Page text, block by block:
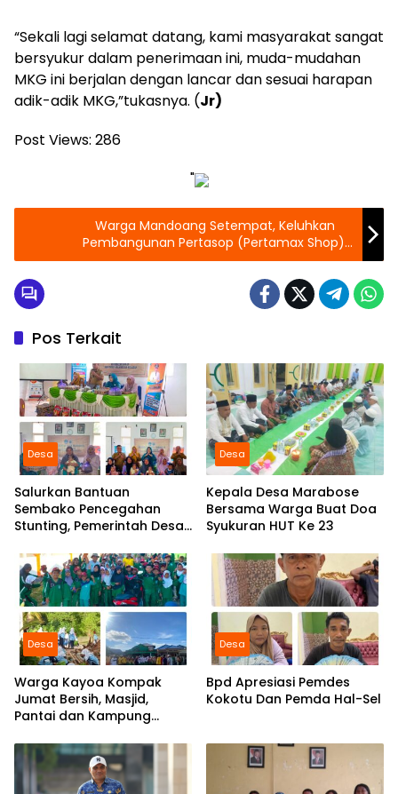
“Sekali lagi selamat datang, kami masyarakat sangat
bersyukur dalam penerimaan ini, muda-mudahan
MKG ini berjalan dengan lancar dan sesuai harapan
adik-adik MKG,”tukasnya. (Jr)
Post Views: 286
"
Warga Mandoang Setempat, Keluhkan
Pembangunan Pertasop (Pertamax Shop),
Berhimpitaan Dengan Rumah Warga.
Pos Terkait
Desa
Salurkan Bantuan
Sembako Pencegahan
Stunting, Pemerintah Desa
Komitmen Tingkatkan Gizi
Anak
Desa
Kepala Desa Marabose
Bersama Warga Buat Doa
Syukuran HUT Ke 23
Desa
Warga Kayoa Kompak
Jumat Bersih, Masjid,
Pantai dan Kampung
Desa
Bpd Apresiasi Pemdes
Kokotu Dan Pemda Hal-Sel